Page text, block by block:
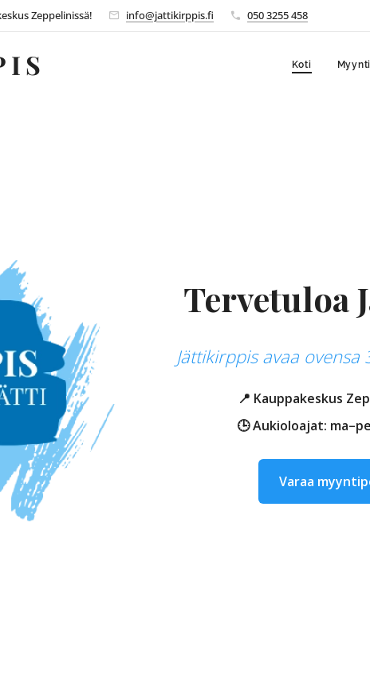
Zeppelinissä! info@jattikirppis.fi 050 3255 458
Koti Myynti
Tervetuloa
Jättikirppis avaa
📍 Kauppakeskus
🕒 Aukioloajat:
Varaa